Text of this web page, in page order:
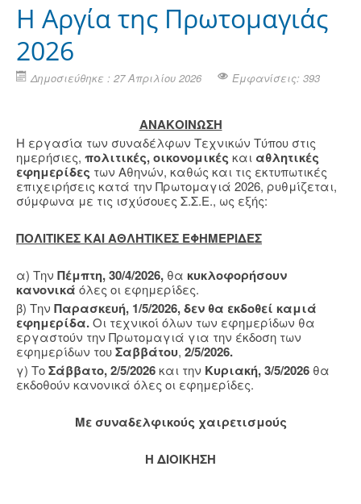
H Αργία της Πρωτομαγιάς
2026
Δημοσιεύθηκε : 27 Απριλίου 2026 Εμφανίσεις: 393
ΑΝΑΚΟΙΝΩΣΗ
Η εργασία των συναδέλφων Τεχνικών Τύπου στις
ημερήσιες, πολιτικές, οικονομικές και αθλητικές
εφημερίδες των Αθηνών, καθώς και τις εκτυπωτικές
επιχειρήσεις κατά την Πρωτομαγιά 2026, ρυθμίζεται,
σύμφωνα με τις ισχύσουες Σ.Σ.Ε., ως εξής:
ΠΟΛΙΤΙΚΕΣ ΚΑΙ ΑΘΛΗΤΙΚΕΣ ΕΦΗΜΕΡΙΔΕΣ
α) Την Πέμπτη, 30/4/2026, θα κυκλοφορήσουν
κανονικά όλες οι εφημερίδες.
β) Την Παρασκευή, 1/5/2026,δεν θα εκδοθεί καμιά
εφημερίδα.Οι τεχνικοί όλων των εφημερίδων θα
εργαστούν την Πρωτομαγιά για την έκδοση των
εφημερίδων τουΣαββάτου, 2/5/2026.
γ) ΤοΣάββατο, 2/5/2026και την Κυριακή, 3/5/2026 θα
εκδοθούν κανονικά όλες οι εφημερίδες.
Με συναδελφικούς χαιρετισμούς
Η ΔΙΟΙΚΗΣΗ